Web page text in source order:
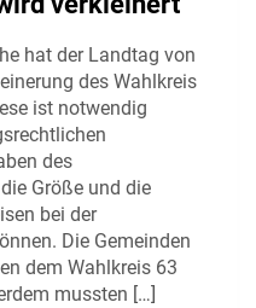
hat der Landtag von
des Wahlkreis
ist notwendig
des
Größe und die
bei der
Die Gemeinden
dem Wahlkreis 63
mussten […]